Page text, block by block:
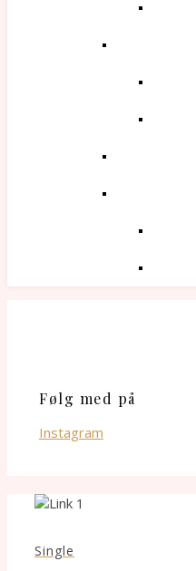
Følg med på
Instagram
Single